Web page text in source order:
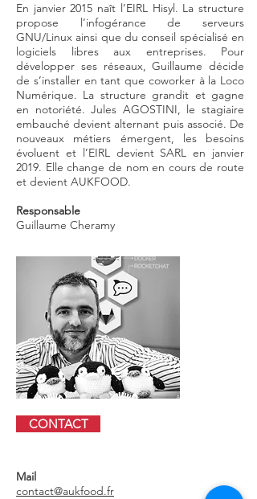
En janvier 2015 naît l’EIRL Hisyl. La structure
propose l’infogérance de serveurs
GNU/Linux ainsi que du conseil spécialisé en
logiciels libres aux entreprises. Pour
développer ses réseaux, Guillaume décide
de s’installer en tant que coworker à la Loco
Numérique. La structure grandit et gagne
en notoriété. Jules AGOSTINI, le stagiaire
embauché devient alternant puis associé. De
nouveaux métiers émergent, les besoins
évoluent et l’EIRL devient SARL en janvier
2019. Elle change de nom en cours de route
et devient AUKFOOD.
Responsable
Guillaume Cheramy
CONTACT
Mail
contact@aukfood.fr